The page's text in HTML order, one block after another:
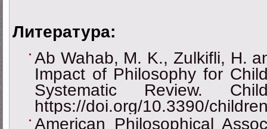
Литература:
Ab Wahab, M. K., Zulkifli, H.
Impact of Philosophy for
Systematic Review.
https://doi.org/10.3390/
American Philosophical